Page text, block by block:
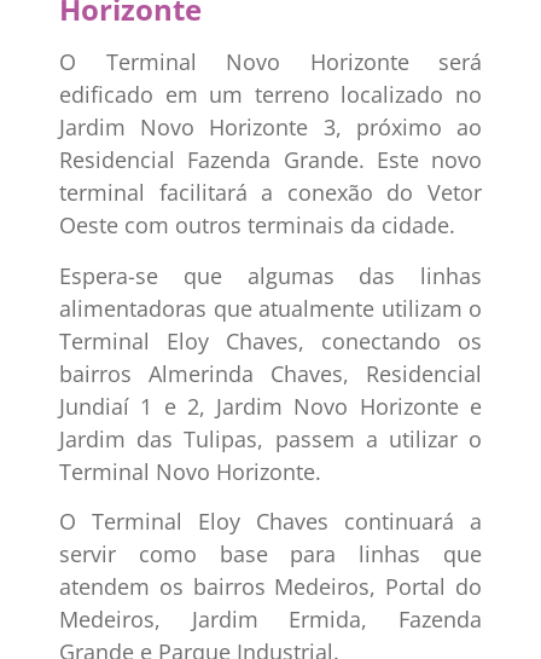
Horizonte
O Terminal Novo Horizonte será
edificado em um terreno localizado no
Jardim Novo Horizonte 3, próximo ao
Residencial Fazenda Grande. Este novo
terminal facilitará a conexão do Vetor
Oeste com outros terminais da cidade.
Espera-se que algumas das linhas
alimentadoras que atualmente utilizam o
Terminal Eloy Chaves, conectando os
bairros Almerinda Chaves, Residencial
Jundiaí 1 e 2, Jardim Novo Horizonte e
Jardim das Tulipas, passem a utilizar o
Terminal Novo Horizonte.
O Terminal Eloy Chaves continuará a
servir como base para linhas que
atendem os bairros Medeiros, Portal do
Medeiros, Jardim Ermida, Fazenda
Grande e Parque Industrial.